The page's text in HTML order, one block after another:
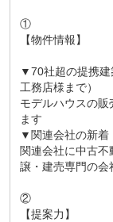
①
【物件情報】
▼70社超の提携建
工務店様まで）
モデルハウスの
ます
▼関連会社の新着
関連会社に中古
譲・建売専門の会
②
【提案力】